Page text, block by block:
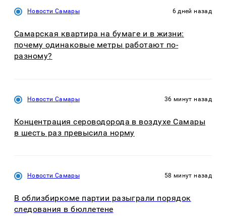
Новости Самары 6 дней назад
Самарская квартира на бумаге и в жизни:
почему одинаковые метры работают по-
разному?
Новости Самары 36 минут назад
Концентрация сероводорода в воздухе Самары
в шесть раз превысила норму
Новости Самары 58 минут назад
В облизбиркоме партии разыграли порядок
следования в бюллетене